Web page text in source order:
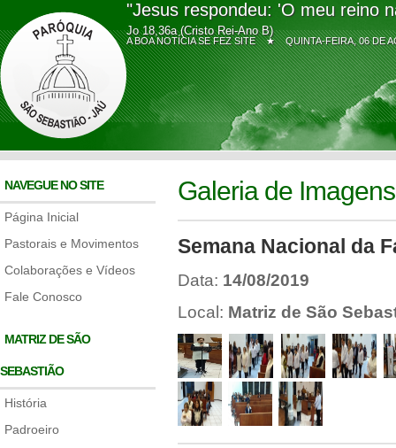
"Jesus respondeu: 'O meu reino
Jo 18,36a (Cristo Rei-Ano B)
A BOA NOTÍCIA SE FEZ SITE ★QUINTA-FEIRA, 06 DE
NAVEGUE NO SITE
Página Inicial
Pastorais e Movimentos
Colaborações e Vídeos
Fale Conosco
MATRIZ DE SÃO
SEBASTIÃO
História
Padroeiro
Galeria de Imagens
Semana Nacional da
Data: 14/08/2019
Local: Matriz de São